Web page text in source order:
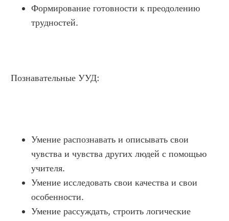
Формирование готовности к преодолению
трудностей.
Познавательные УУД:
Умение распознавать и описывать свои
чувства и чувства других людей с помощью
учителя.
Умение исследовать свои качества и свои
особенности.
Умение рассуждать, строить логические